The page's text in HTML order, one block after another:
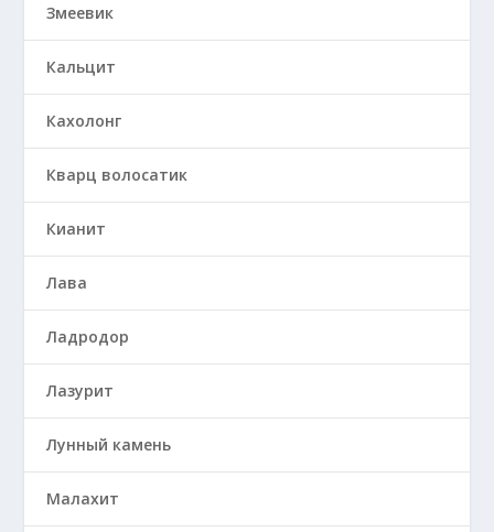
Змеевик
Кальцит
Кахолонг
Кварц волосатик
Кианит
Лава
Ладродор
Лазурит
Лунный камень
Малахит